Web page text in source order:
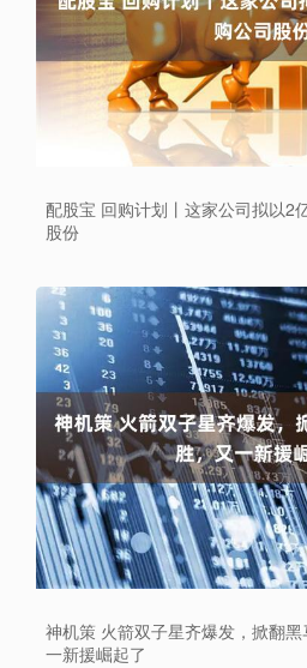
配股宝 回购计划丨这家公司拟以2
股份
神机策 火箭双子星齐爆发，掀翻
一新援崛起了